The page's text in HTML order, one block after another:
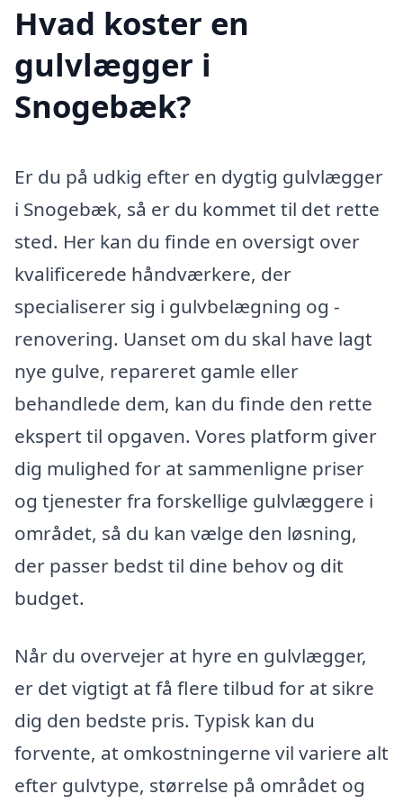
Hvad koster en
gulvlægger i
Snogebæk?
Er du på udkig efter en dygtig gulvlægger
i Snogebæk, så er du kommet til det rette
sted. Her kan du finde en oversigt over
kvalificerede håndværkere, der
specialiserer sig i gulvbelægning og -
renovering. Uanset om du skal have lagt
nye gulve, repareret gamle eller
behandlede dem, kan du finde den rette
ekspert til opgaven. Vores platform giver
dig mulighed for at sammenligne priser
og tjenester fra forskellige gulvlæggere i
området, så du kan vælge den løsning,
der passer bedst til dine behov og dit
budget.
Når du overvejer at hyre en gulvlægger,
er det vigtigt at få flere tilbud for at sikre
dig den bedste pris. Typisk kan du
forvente, at omkostningerne vil variere alt
efter gulvtype, størrelse på området og